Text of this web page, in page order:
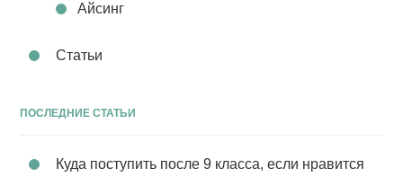
Айсинг
Статьи
ПОСЛЕДНИЕ СТАТЬИ
Куда поступить после 9 класса, если нравится